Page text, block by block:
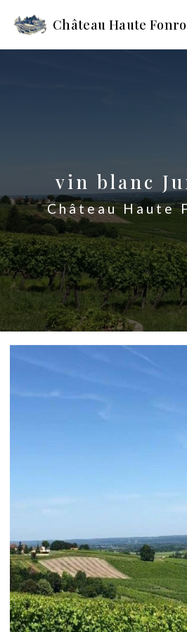
Château Haute
vin blanc
Château Haute